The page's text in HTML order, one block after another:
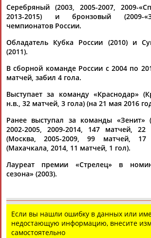
Флюра
БУЛАТОВА
Татьяна
Каримжан
АБДРАХМАНОВ
Аделя
АБДРАХМАНОВА
Андрей
Серебряный (2003, 2005-2007, 2009-
2013-2015) и бронзовый (2009-
чемпионатов России.
Обладатель Кубка России (2010) и
(2011).
В сборной команде России с 2004 по
матчей, забил 4 гола.
Выступает за команду «Краснодар»
н.в., 32 матчей, 3 гола) (на 21 мая 2016
Ранее выступал за команды «Зенит»
2002-2005, 2009-2014, 147 матчей, 22
(Москва, 2005-2009, 99 матчей, 17
(Махачкала, 2014, 11 матчей, 1 гол).
Лауреат премии «Стрелец» в
сезона» (2003).
Если вы нашли ошибку в данных или
недостающую информацию, внесите
самостоятельно